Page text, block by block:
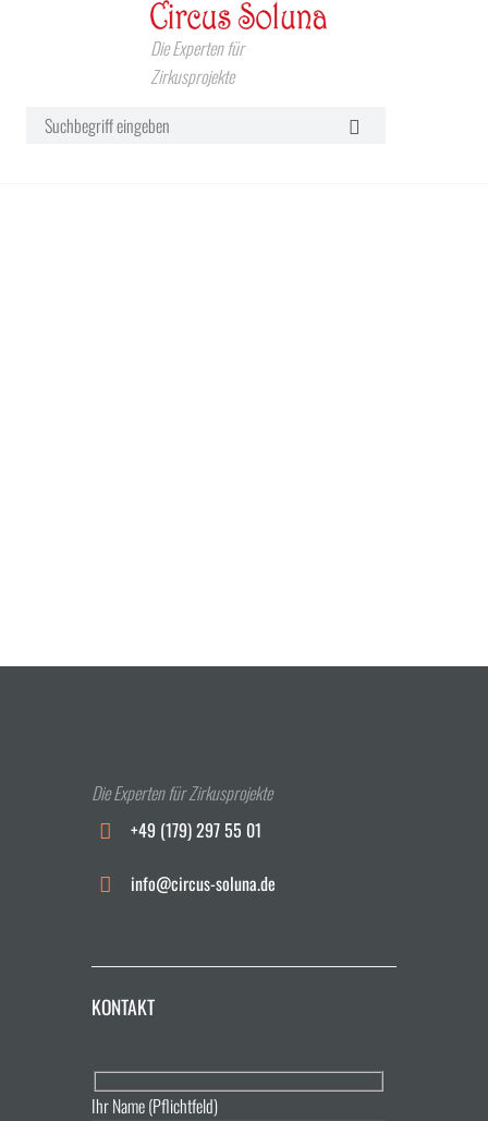
Die Experten für
Zirkusprojekte
Die Experten für Zirkusprojekte
+49 (179) 297 55 01
info@circus-soluna.de
KONTAKT
Ihr Name (Pflichtfeld)